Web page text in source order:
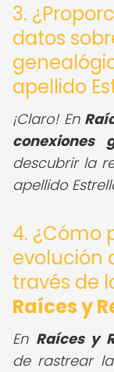
3.
datos
apellido
¡Claro! En
conexiones
descubrir la
apellido
4. ¿Cómo
evolución
través de
Raíces y
En Raíces y
de rastrear la